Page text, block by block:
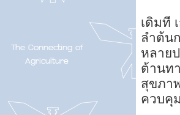
เดิมที
ลำต้น
หลาย
ต้านท
สุขภา
ควบคุ